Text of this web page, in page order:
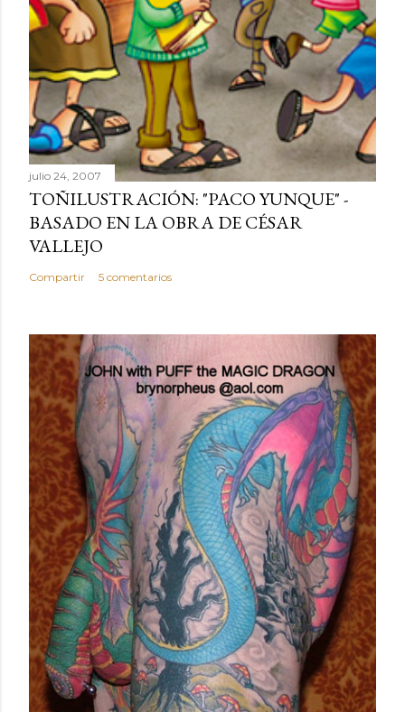
julio 24, 2007
TOÑILUSTRACIÓN: "PACO YUNQUE" -
BASADO EN LA OBRA DE CÉSAR
VALLEJO
Compartir 5 comentarios